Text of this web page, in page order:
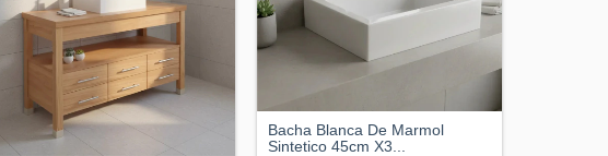
Bacha Blanca De Marmol
Sintetico 45cm X3...